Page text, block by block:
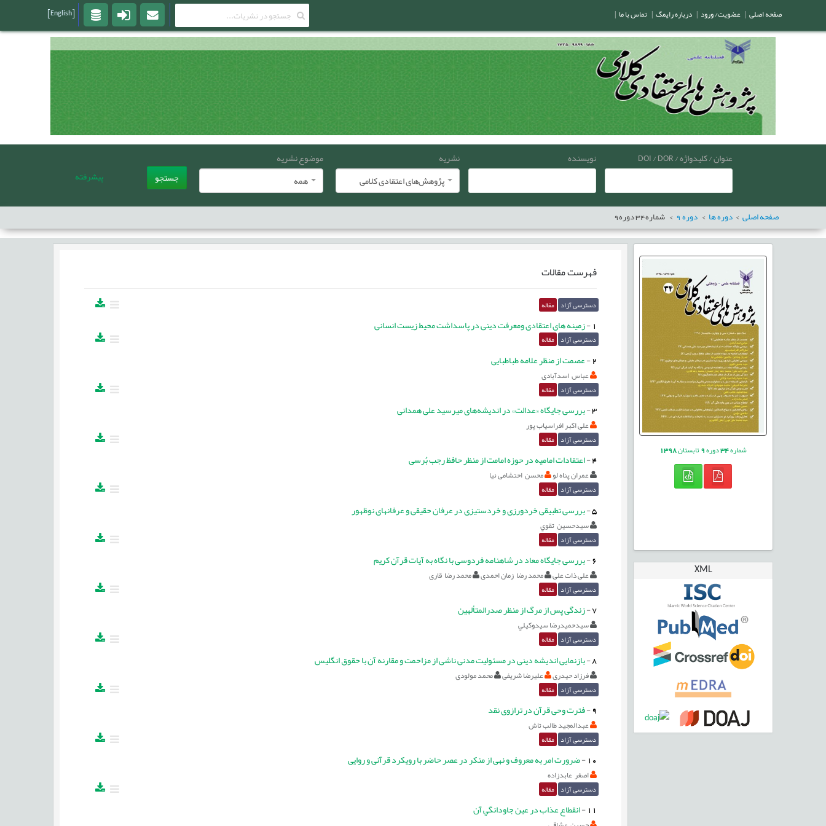
عنوان / کلیدواژه / DOI / DOR نویسنده
نشریه
پژوهش‌های اعتقادی کلامی
موضوع نشریه
همه
جستجو پیشرفته
صفحه اصلی دوره ها دوره شماره34دوره9
شماره34دوره9تابستان1398
XML
فهرست مقالات
دسترسی آزاد مقاله
1
-زمینه های اعتقادی ومعرفت دینی در پاسداشت محیط زیست انسانی
دسترسی آزاد مقاله
2
-عصمت از منظر علامه طباطبایی
عباس اسدآبادی
دسترسی آزاد مقاله
3
-بررسی جایگاه «عدالت» در اندیشه‌های میرسید علی همدانی
علی اکبر افراسیاب پور
دسترسی آزاد مقاله
4
-اعتقادات امامیه در حوزه امامت از منظر حافظ رجب بُرسی
عمران پناه لو محسن احتشامی نیا
دسترسی آزاد مقاله
5
-بررسی تطبیقی خردورزی و خردستیزی در عرفان حقیقی و عرفان‎های نوظهور
سيدحسين تقوي
دسترسی آزاد مقاله
6
-بررسی جایگاه معاد در شاهنامه فردوسی با نگاه به آیات قرآن کریم
علی ذات علی محمد رضا زمان احمدی محمد رضا قاری
دسترسی آزاد مقاله
7
-زندگی پس از مرگ از منظر صدرالمتألهين
سيدحميدرضا سيدوكيلي
دسترسی آزاد مقاله
8
-بازنمایی اندیشه دینی در مسئولیت مدنی ناشی از مزاحمت و مقارنه آن با حقوق انگلیس
فرزاد حیدری علیرضا شریفی محمد مولودی
دسترسی آزاد مقاله
9
-فترت وحی قرآن در ترازوی نقد
عبدالمجید طالب تاش
دسترسی آزاد مقاله
10
-ضرورت امر به معروف و نهی از منکر در عصر حاضر با رویکرد قرآنی و روایی
اصغر عابدزاده
دسترسی آزاد مقاله
11
-انقطاع عذاب در عين جاودانگي آن
صفحه اصلی | عضویت/ ورود | درباره رایمگ | تماس با ما |
[English]